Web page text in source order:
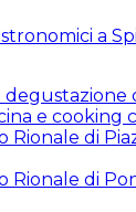
a
degustazione
e cooking
Rionale di
Rionale di